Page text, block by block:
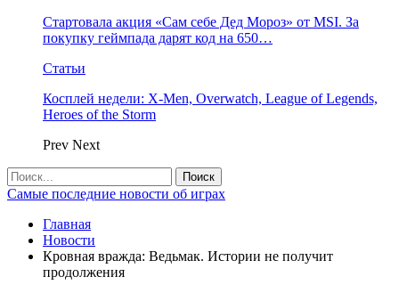
Стартовала акция «Сам себе Дед Мороз» от MSI. За
покупку геймпада дарят код на 650…
Статьи
Косплей недели: X-Men, Overwatch, League of Legends,
Heroes of the Storm
Prev Next
Самые последние новости об играх
Главная
Новости
Кровная вражда: Ведьмак. Истории не получит
продолжения